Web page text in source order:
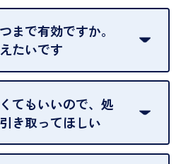
す。
日々変動するため、査定した日
わることはございます。
まで有効ですか。
たいです
効です。
するため、翌日には査定額が変
す。
てもいいので、処
き取ってほしい
場合によってはお断りすること